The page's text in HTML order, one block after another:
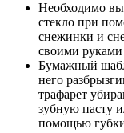
Необходимо
стекло при
снежинки и
своими
Бумажный
него
трафарет
зубную пасту
помощью